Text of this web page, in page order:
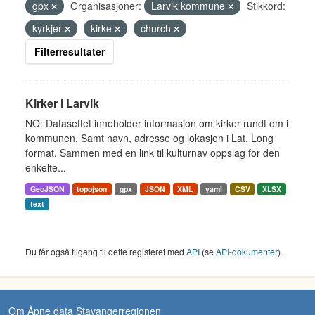
gpx
Organisasjoner: Larvik kommune
Stikkord:
kyrkjer
kirke
church
Filterresultater
Kirker i Larvik
NO: Datasettet inneholder informasjon om kirker rundt om i
kommunen. Samt navn, adresse og lokasjon i Lat, Long
format. Sammen med en link til kulturnav oppslag for den
enkelte...
GeoJSON topojson gpx JSON XML yaml CSV
XLSX
text
Du får også tilgang til dette registeret med API (seAPI-dokumenter).
Om Åpne data Stavangerregionen